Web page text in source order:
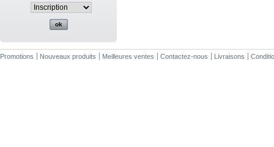
Promotions Nouveaux produits Meilleures ventes Contactez-nous Livraisons